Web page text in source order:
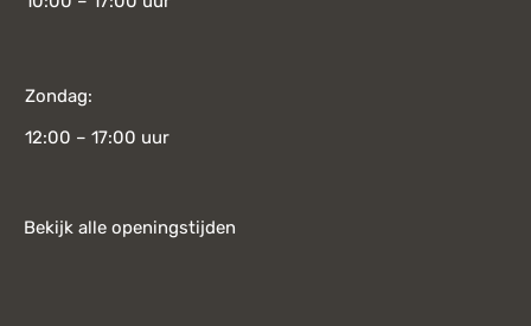
Zondag:
12:00 – 17:00 uur
Bekijk alle openingstijden